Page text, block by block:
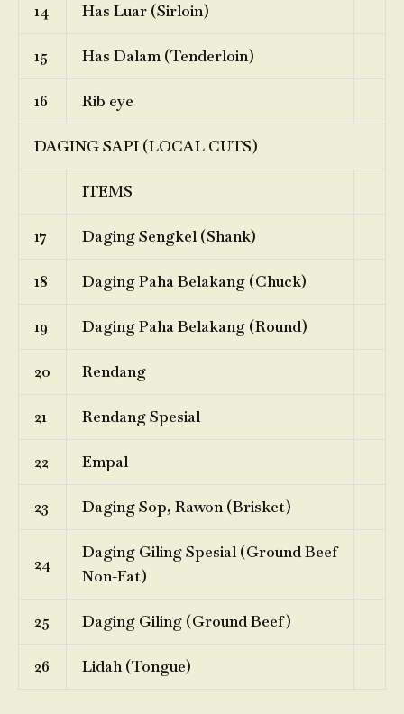
14 Has Luar (Sirloin)
15 Has Dalam (Tenderloin)
16 Rib eye
DAGING SAPI (LOCAL CUTS)
ITEMS
17 Daging Sengkel (Shank)
18 Daging Paha Belakang (Chuck)
19 Daging Paha Belakang (Round)
20 Rendang
21 Rendang Spesial
22 Empal
23 Daging Sop, Rawon (Brisket)
24
Daging Giling Spesial (Ground Beef
Non-Fat)
25 Daging Giling (Ground Beef)
26 Lidah (Tongue)